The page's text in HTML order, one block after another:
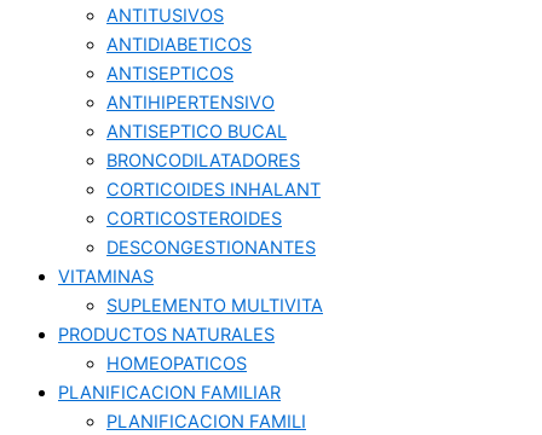
ANTITUSIVOS
ANTIDIABETICOS
ANTISEPTICOS
ANTIHIPERTENSIVO
ANTISEPTICO BUCAL
BRONCODILATADORES
CORTICOIDES INHALANT
CORTICOSTEROIDES
DESCONGESTIONANTES
VITAMINAS
SUPLEMENTO MULTIVITA
PRODUCTOS NATURALES
HOMEOPATICOS
PLANIFICACION FAMILIAR
PLANIFICACION FAMILI